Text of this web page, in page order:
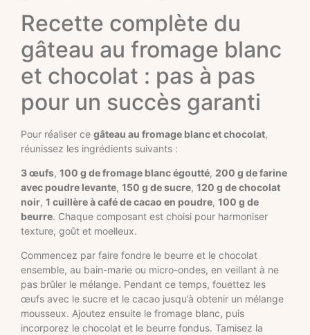
Recette complète du
gâteau au fromage blanc
et chocolat : pas à pas
pour un succès garanti
Pour réaliser ce gâteau au fromage blanc et chocolat,
réunissez les ingrédients suivants :
3 œufs, 100 g de fromage blanc égoutté, 200 g de farine
avec poudre levante, 150 g de sucre, 120 g de chocolat
noir, 1 cuillère à café de cacao en poudre, 100 g de
beurre. Chaque composant est choisi pour harmoniser
texture, goût et moelleux.
Commencez par faire fondre le beurre et le chocolat
ensemble, au bain-marie ou micro-ondes, en veillant à ne
pas brûler le mélange. Pendant ce temps, fouettez les
œufs avec le sucre et le cacao jusqu’à obtenir un mélange
mousseux. Ajoutez ensuite le fromage blanc, puis
incorporez le chocolat et le beurre fondus. Tamisez la